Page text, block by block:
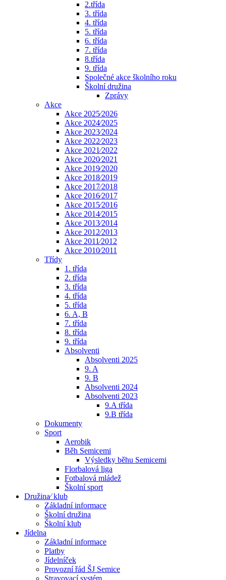
2.třída
3. třída
4. třída
5. třída
6. třída
7. třída
8.třída
9. třída
Společné akce školního roku
Školní družina
Zprávy
Akce
Akce 2025⁄2026
Akce 2024⁄2025
Akce 2023⁄2024
Akce 2022⁄2023
Akce 2021⁄2022
Akce 2020⁄2021
Akce 2019⁄2020
Akce 2018⁄2019
Akce 2017⁄2018
Akce 2016⁄2017
Akce 2015⁄2016
Akce 2014⁄2015
Akce 2013⁄2014
Akce 2012⁄2013
Akce 2011⁄2012
Akce 2010⁄2011
Třídy
1. třída
2. třída
3. třída
4. třída
5. třída
6. A, B
7. třída
8. třída
9. třída
Absolventi
Absolventi 2025
9. A
9. B
Absolventi 2024
Absolventi 2023
9.A třída
9.B třída
Dokumenty
Sport
Aerobik
Běh Semicemi
Výsledky běhu Semicemi
Florbalová liga
Fotbalová mládež
Školní sport
Družina⁄ klub
Základní informace
Školní družina
Školní klub
Jídelna
Základní informace
Platby
Jídelníček
Provozní řád ŠJ Semice
Stravovací systém